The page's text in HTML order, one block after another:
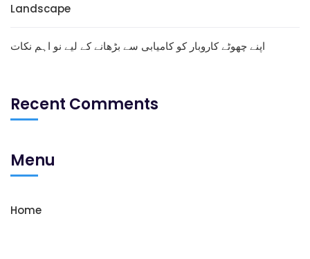
Landscape
اپنے چھوٹے کاروبار کو کامیابی سے بڑھانے کے لیے نو اہم نکات
Recent Comments
Menu
Home